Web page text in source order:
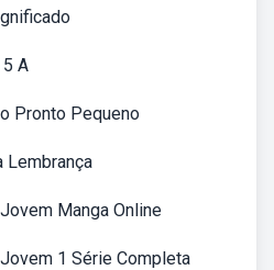
A
Pronto Pequeno
Lembrança
Manga Online
1 Série Completa